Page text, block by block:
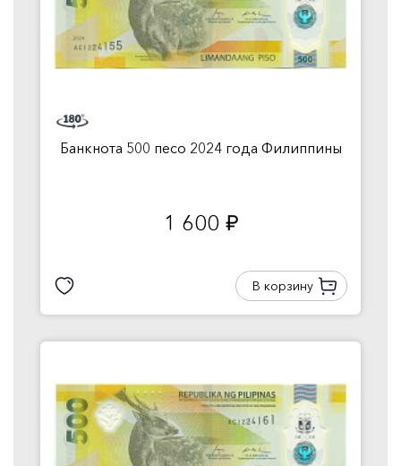
Банкнота 500 песо 2024 года Филиппины
1 600 руб.
В корзину